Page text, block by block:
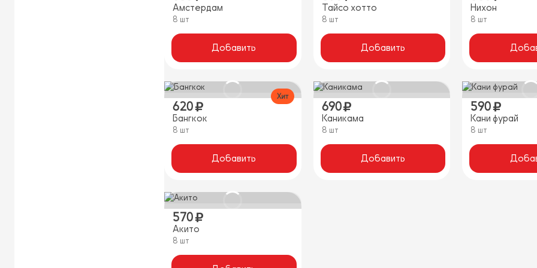
Амстердам
8 шт
Добавить
Тайсо хотто
8 шт
Добавить
Нихон
8 шт
620
Бангкок
8 шт
Добавить
Хит
690
Каникама
8 шт
Добавить
590
Кани фурай
8 шт
570
Акито
8 шт